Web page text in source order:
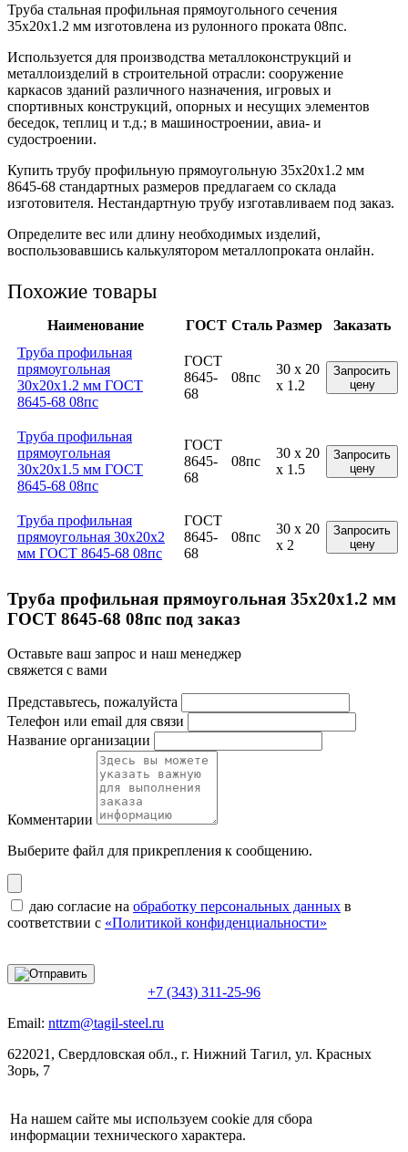
Труба стальная профильная прямоугольного сечения
35х20х1.2 мм изготовлена из рулонного проката 08пс.
Используется для производства металлоконструкций и
металлоизделий в строительной отрасли: сооружение
каркасов зданий различного назначения, игровых и
спортивных конструкций, опорных и несущих элементов
беседок, теплиц и т.д.; в машиностроении, авиа- и
судостроении.
Купить трубу профильную прямоугольную 35х20х1.2 мм
8645-68 стандартных размеров предлагаем со склада
изготовителя. Нестандартную трубу изготавливаем под заказ.
Определите вес или длину необходимых изделий,
воспользовавшись калькулятором металлопроката онлайн.
Похожие товары
Наименование ГОСТ Сталь Размер
Заказать
Труба профильная
прямоугольная
30x20x1.2 мм ГОСТ
8645-68 08пс
ГОСТ
8645-
68
08пс
30 x 20
x 1.2
Запросить
цену
Труба профильная
прямоугольная
30x20x1.5 мм ГОСТ
8645-68 08пс
ГОСТ
8645-
68
08пс
30 x 20
x 1.5
Запросить
цену
Труба профильная
прямоугольная 30x20x2
мм ГОСТ 8645-68 08пс
ГОСТ
8645-
68
08пс
30 x 20
x 2
Запросить
цену
Труба профильная прямоугольная 35x20x1.2 мм
ГОСТ 8645-68 08пс под заказ
Оставьте ваш запрос и наш менеджер
свяжется с вами
Представьтесь, пожалуйста
Телефон или email для связи
Название организации
Комментарии
Выберите файл для прикрепления к сообщению.
даю согласие на обработку персональных данных в
соответствии с «Политикой конфиденциальности»
+7 (343) 311-25-96
Email: nttzm@tagil-steel.ru
622021, Свердловская обл., г. Нижний Тагил, ул. Красных
Зорь, 7
На нашем сайте мы используем cookie для сбора
информации технического характера.